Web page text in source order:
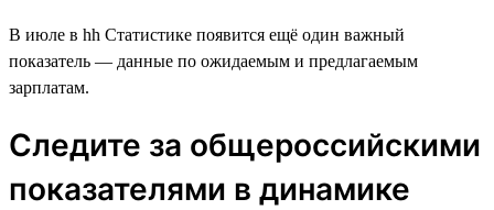
В июле в hh Статистике появится ещё один важный
показатель — данные по ожидаемым и предлагаемым
зарплатам.
Следите за общероссийскими
показателями в динамике